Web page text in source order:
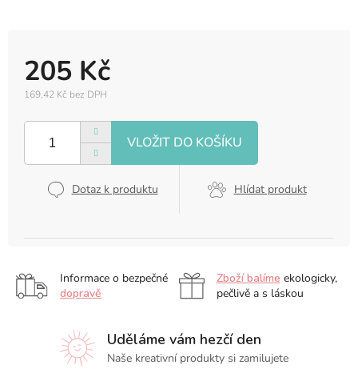
205 Kč
169,42 Kč bez DPH
cena:
Dotaz k produktu Hlídat produkt
Informace o bezpečné
dopravě
Zboží balíme ekologicky,
pečlivě a s láskou
Uděláme vám hezčí den
Naše kreativní produkty si zamilujete